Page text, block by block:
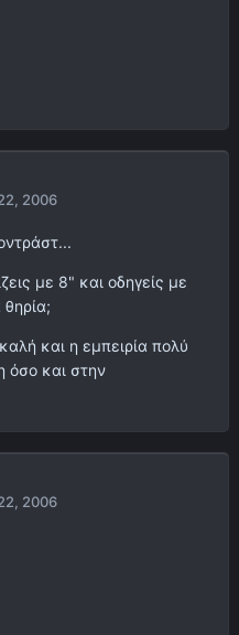
2006
με 8" και οδηγείς με
και η εμπειρία πολύ
όσο και στην
2006